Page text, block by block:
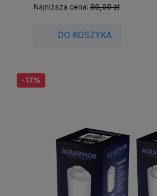
Najniższa cena: 89,99 zł
DO KOSZYKA
-17%